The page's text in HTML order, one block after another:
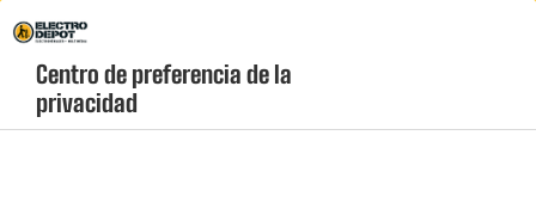
Menú
geolocation-header-icon-text
account
Centro de preferencia de la
privacidad